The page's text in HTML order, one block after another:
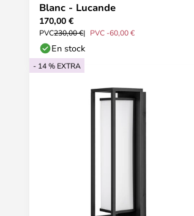
Blanc - Lucande
170,00 €
PVC230,00 € PVC -60,00 €
En stock
- 14 % EXTRA